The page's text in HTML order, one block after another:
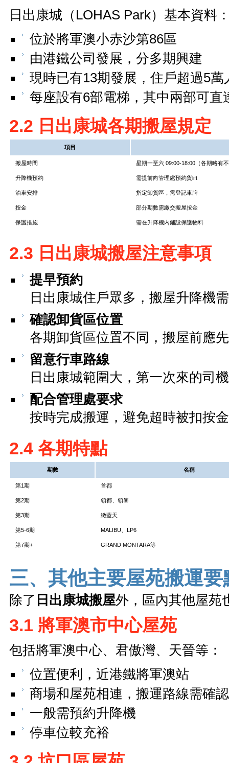
日出康城（LOHAS Park）基本資料
位於將軍澳小赤沙第86區
由港鐵公司發展，分多期興建
現時已有13期發展，住戶超過5萬
每座設有6部電梯，其中兩部可直
2.2 日出康城各期搬屋規定
項目
搬屋時間 星期一至六 09:00-18:00（各期略有
升降機預約 需提前向管理處預約貨lift
泊車安排 指定卸貨區，需登記車牌
按金 部分期數需繳交搬屋按金
保護措施 需在升降機內鋪設保護物料
2.3 日出康城搬屋注意事項
提早預約
日出康城住戶眾多，搬屋升降機
確認卸貨區位置
各期卸貨區位置不同，搬屋前應
留意行車路線
日出康城範圍大，第一次來的司
配合管理處要求
按時完成搬運，避免超時被扣按
2.4 各期特點
期數 名稱
第1期 首都
第2期 領都、領峯
第3期 緻藍天
第5-6期 MALIBU、LP6
第7期+ GRAND MONTARA等
三、其他主要屋苑搬運要
除了 日出康城搬屋外，區內其他屋苑
3.1 將軍澳市中心屋苑
包括將軍澳中心、君傲灣、天晉等：
位置便利，近港鐵將軍澳站
商場和屋苑相連，搬運路線需確認
一般需預約升降機
停車位較充裕